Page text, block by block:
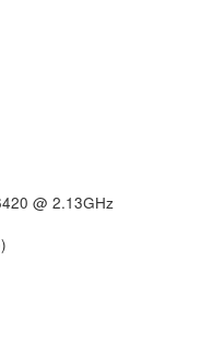
@ 2.13GHz